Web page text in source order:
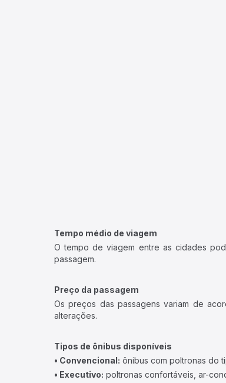
Tempo médio de viagem
O tempo de viagem entre as cidades
passagem.
Preço da passagem
Os preços das passagens variam de
alterações.
Tipos de ônibus disponíveis
• Convencional: ônibus com poltronas do
• Executivo: poltronas confortáveis, ar-